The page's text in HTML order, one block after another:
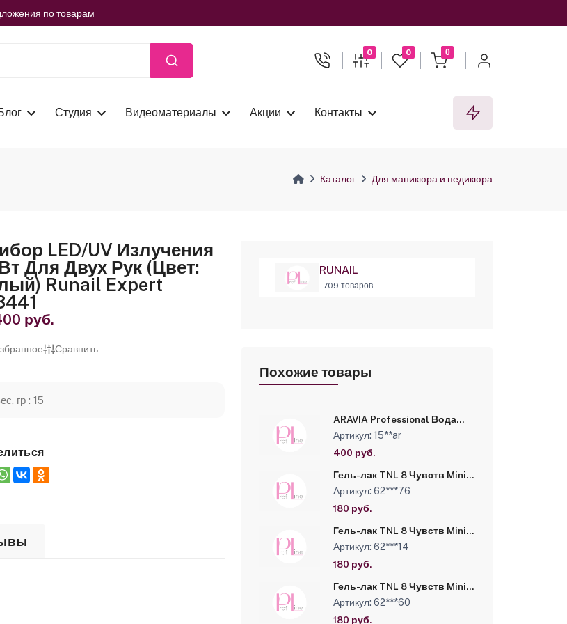
по товарам
0 0 0
Студия Видеоматериалы Акции Контакты
Каталог Для маникюра и педикюра
LED/UV Излучения
Для Двух Рук (цвет:
Runail Expert
руб.
Сравнить
гр : 15
RUNAIL
709 товаров
Похожие товары
ARAVIA Professional Вода
косметическая с
биофлавоноидами
Mineralized Cosmetic Water,
Артикул: 15**ar
400 руб.
Гель-лак TNL 8 Чувств Mini
№272 - пастельная орхидея
(6 мл)
Артикул: 62***76
180 руб.
Гель-лак TNL 8 Чувств Mini
№231 - малиновый джем (6
мл)
Артикул: 62***14
180 руб.
Гель-лак TNL 8 Чувств Mini
№067 - яркий малиновый (6
мл)
Артикул: 62***60
180 руб.